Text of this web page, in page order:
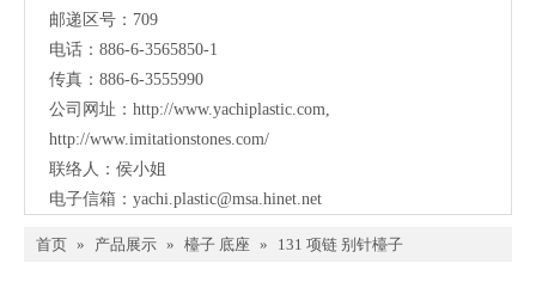
邮递区号：709
电话：886-6-3565850-1
传真：886-6-3555990
公司网址： http://www.yachiplastic.com
http://www.imitationstones.com/
联络人：侯小姐
电子信箱： yachi.plastic@msa.hinet.net
首页 » 产品展示 » 檯子 底座 » 131 项链 别针檯子